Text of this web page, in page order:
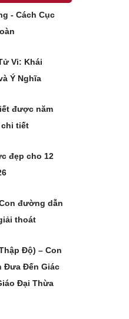
- Cách Cục
Vi: Khái
Ý Nghĩa
được năm
tiết
đẹp cho 12
đường dẫn
thoát
Độ) – Con
Đưa Đến Giác
Đại Thừa